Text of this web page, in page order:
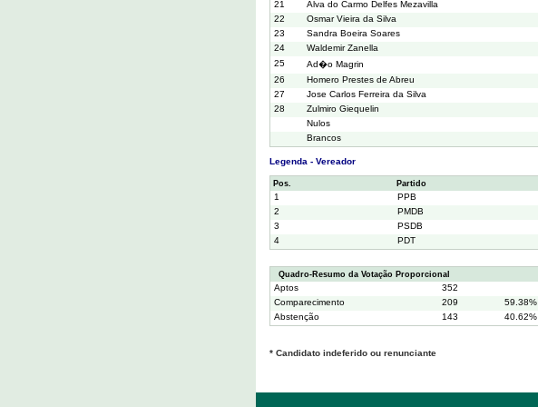
21 Alva do Carmo Delfes Mezavilla
22
Osmar Vieira da Silva
23
Sandra Boeira Soares
24
Waldemir Zanella
25
Ad�o Magrin
26
Homero Prestes de Abreu
27
Jose Carlos Ferreira da Silva
28
Zulmiro Giequelin
Nulos
Brancos
Legenda - Vereador
Pos. Partido
1 PPB
2
PMDB
3
PSDB
4
PDT
Quadro-Resumo da Votação Proporcional
Aptos
352
Comparecimento
209
59.38%
Abstenção
143 40.62%
* Candidato indeferido ou renunciante